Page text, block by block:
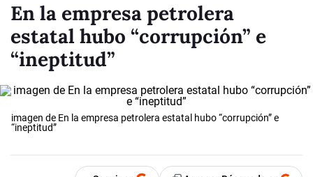
En la empresa petrolera
estatal hubo “corrupción” e
“ineptitud”
imagen de En la empresa petrolera estatal hubo “corrupción” e
“ineptitud”